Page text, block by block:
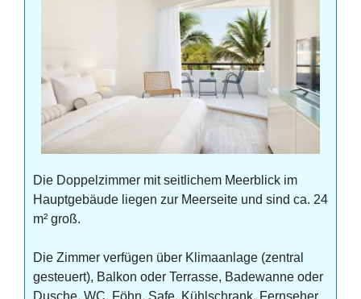
Die Doppelzimmer mit seitlichem Meerblick im
Hauptgebäude liegen zur Meerseite und sind ca. 24
m² groß.
Die Zimmer verfügen über Klimaanlage (zentral
gesteuert), Balkon oder Terrasse, Badewanne oder
Dusche, WC, Föhn, Safe, Kühlschrank, Fernseher